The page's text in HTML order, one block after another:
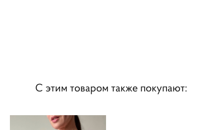
С этим товаром также покупают: